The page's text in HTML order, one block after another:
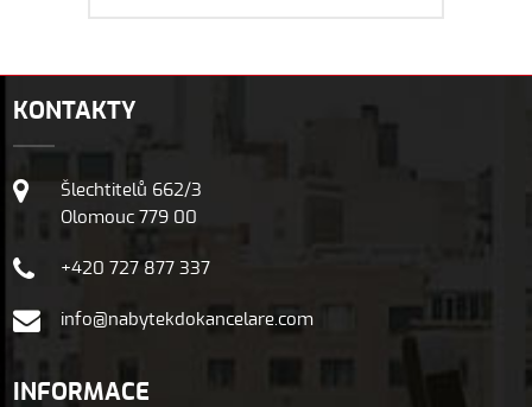
KONTAKTY
Šlechtitelů 662/3
Olomouc 779 00
+420 727 877 337
info@nabytekdokancelare.com
INFORMACE